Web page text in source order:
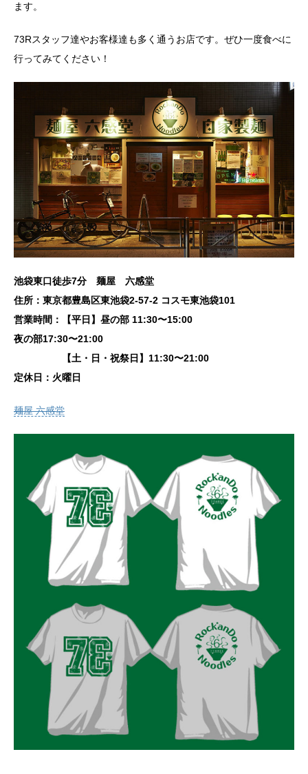
ます。
73Rスタッフ達やお客様達も多く通うお店です。ぜひ一度食べに
行ってみてください！
池袋東口徒歩7分 麺屋 六感堂
住所：東京都豊島区東池袋2-57-2 コスモ東池袋101
営業時間：【平日】昼の部 11:30〜15:00
夜の部17:30〜21:00
【土・日・祝祭日】11:30〜21:00
定休日：火曜日
麺屋 六感堂